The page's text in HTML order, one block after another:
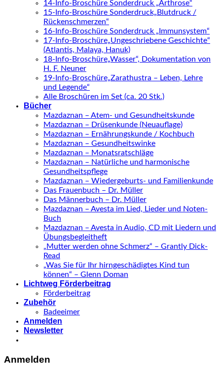
14-Info-Broschüre Sonderdruck „Arthrose“
15-Info-Broschüre Sonderdruck„Blutdruck /
Rückenschmerzen“
16-Info-Broschüre Sonderdruck „Immunsystem“
17-Info-Broschüre„Ungeschriebene Geschichte“
(Atlantis, Malaya, Hanuk)
18-Info-Broschüre„Wasser“, Dokumentation von
H. F. Neuner
19-Info-Broschüre„Zarathustra – Leben, Lehre
und Legende“
Alle Broschüren im Set (ca. 20 Stk.)
Bücher
Mazdaznan – Atem- und Gesundheitskunde
Mazdaznan – Drüsenkunde (Neuauflage)
Mazdaznan – Ernährungskunde / Kochbuch
Mazdaznan – Gesundheitswinke
Mazdaznan – Monatsratschläge
Mazdaznan – Natürliche und harmonische
Gesundheitspflege
Mazdaznan – Wiedergeburts- und Familienkunde
Das Frauenbuch – Dr. Müller
Das Männerbuch – Dr. Müller
Mazdaznan – Avesta im Lied, Lieder und Noten-
Buch
Mazdaznan – Avesta in Audio, CD mit Liedern und
Übungsbegleitheft
„Mutter werden ohne Schmerz“ – Grantly Dick-
Read
„Was Sie für Ihr hirngeschädigtes Kind tun
können“ – Glenn Doman
Lichtweg Förderbeitrag
Förderbeitrag
Zubehör
Badeeimer
Anmelden
Newsletter
Anmelden